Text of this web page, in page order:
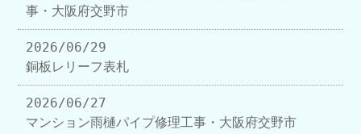
事・大阪府交野市
2026/06/29
銅板レリーフ表札
2026/06/27
マンション雨樋パイプ修理工事・大阪府交野市